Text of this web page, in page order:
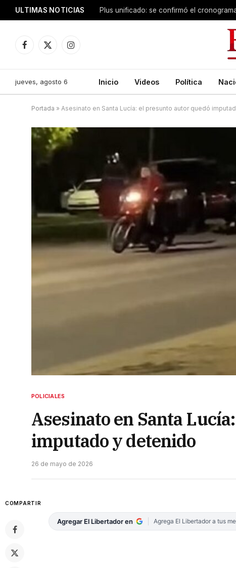
ULTIMAS NOTICIAS
Facebook
X
Instagram
jueves, agosto 6 Inicio Videos Política
Portada » Asesinato en Santa Lucía: el presunto autor quedó
POLICIALES
Asesinato en Santa
imputado y detenido
26 de mayo de 2026
COMPARTIR
Agregar El Libertador en Agrega El Libertador a tus